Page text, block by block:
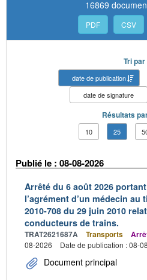
16869
PDF CSV
Tri par
date de publication
date de signature
Résultats
10 25
Publié le : 08-08-2026
Arrêté du 6 août 2026
l’agrément d’un médecin au
2010-708 du 29 juin 2010
conducteurs de trains.
TRAT2621687A Transports
08-2026
Date de publication : 08-
Document principal